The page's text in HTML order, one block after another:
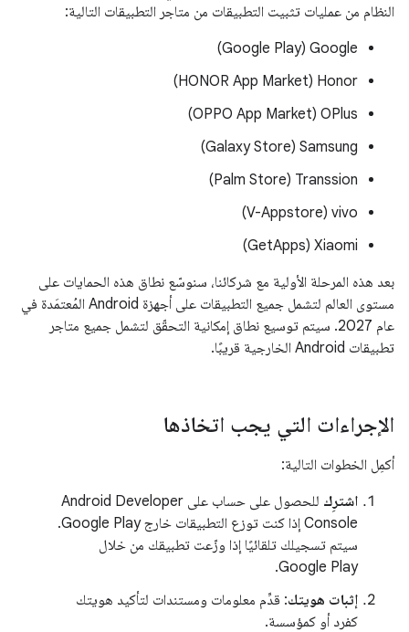
النظام من عمليات تثبيت التطبيقات من متاجر التطبيقات التالية:
‫Google ‏(Google Play)
‫Honor ‏(HONOR App Market)
‫OPlus ‏(OPPO App Market)
‫Samsung ‏(Galaxy Store)
‫Transsion ‏(Palm Store)
‫vivo ‏(V-Appstore)
‫Xiaomi ‏(GetApps)
بعد هذه المرحلة الأولية مع شركائنا، سنوسّع نطاق هذه الحمايات على
مستوى العالم لتشمل جميع التطبيقات على أجهزة Android المُعتمَدة في
عام 2027. سيتم توسيع نطاق إمكانية التحقّق لتشمل جميع متاجر
تطبيقات Android الخارجية قريبًا.
الإجراءات التي يجب اتخاذها
أكمِل الخطوات التالية:
اشترِك
للحصول على حساب على Android Developer
Console إذا كنت توزع التطبيقات خارج Google Play.
سيتم تسجيلك تلقائيًا إذا وزّعت تطبيقك من خلال
Google Play.
إثبات هويتك: قدِّم معلومات ومستندات لتأكيد هويتك
كفرد أو كمؤسسة.